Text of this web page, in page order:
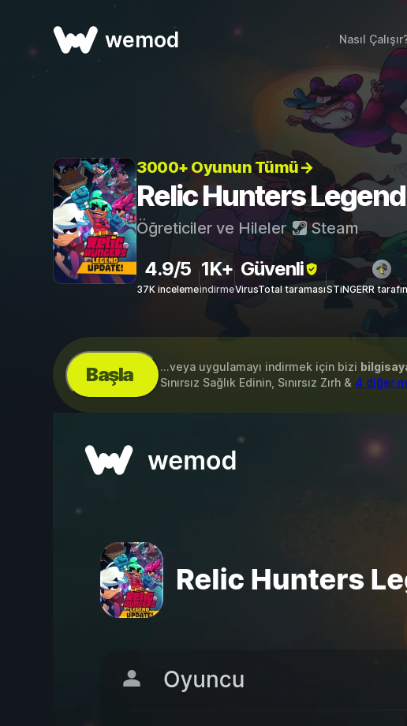
wemod Nasıl
3000+ Oyunun Tümü→
Relic Hunters
Öğreticiler ve Hileler Steam
4.9/5
37K inceleme
1K+
indirme
Güvenli
VirusTotal taramasıSTiNGERR
Başla ...veya uygulamayı indirmek için bizi
Sınırsız Sağlık Edinin, Sınırsız Zırh & 4 diğer